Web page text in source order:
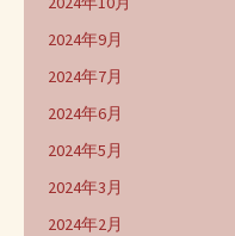
2024年9月
2024年7月
2024年6月
2024年5月
2024年3月
2024年2月